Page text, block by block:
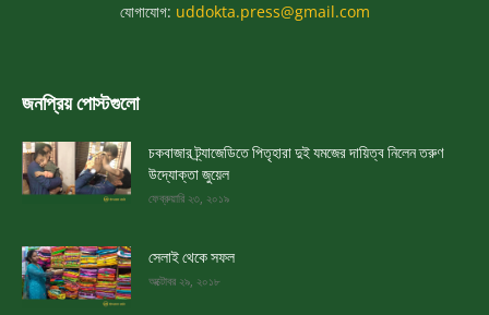
যোগাযোগ: uddokta.press@gmail.com
জনপ্রিয় পোস্টগুলো
চকবাজার ট্র্যাজেডিতে পিতৃহারা দুই যমজের দায়িত্ব নিলেন তরুণ
উদ্যোক্তা জুয়েল
ফেব্রুয়ারি ২৩, ২০১৯
সেলাই থেকে সফল
অক্টোবর ২৯, ২০১৮